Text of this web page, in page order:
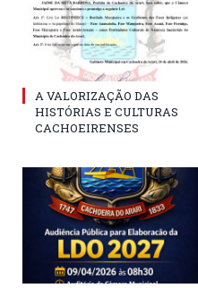
A VALORIZAÇÃO DAS
HISTÓRIAS E CULTURAS
CACHOEIRENSES